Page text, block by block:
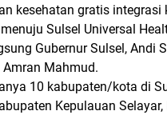
kesehatan gratis integrasi
Sulsel Universal
Gubernur Sulsel, Andi
Mahmud.
10 kabupaten/kota di
Kepulauan Selayar,